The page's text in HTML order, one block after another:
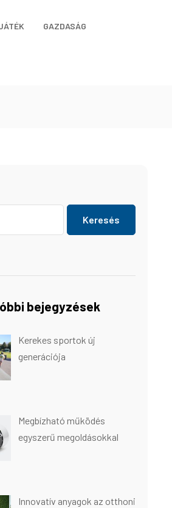
GAZDASÁG
Keresés
bejegyzések
Kerekes sportok új
generációja
Megbízható működés
egyszerű megoldásokkal
Innovatív anyagok az otthoni